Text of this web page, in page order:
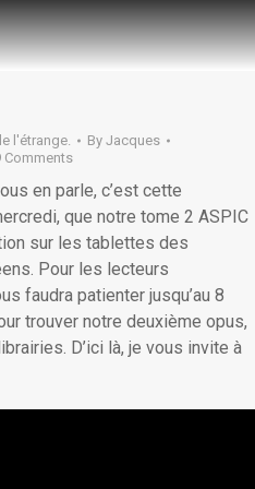
l'étrange. By Jacques
Comments
en parle, c’est cette
que notre tome 2 ASPIC
sur les tablettes des
Pour les lecteurs
faudra patienter jusqu’au 8
trouver notre deuxième opus,
D’ici là, je vous invite à